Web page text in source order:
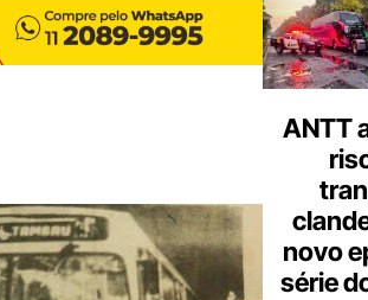
ANTT
novo
série
aqui
o
seu
e-